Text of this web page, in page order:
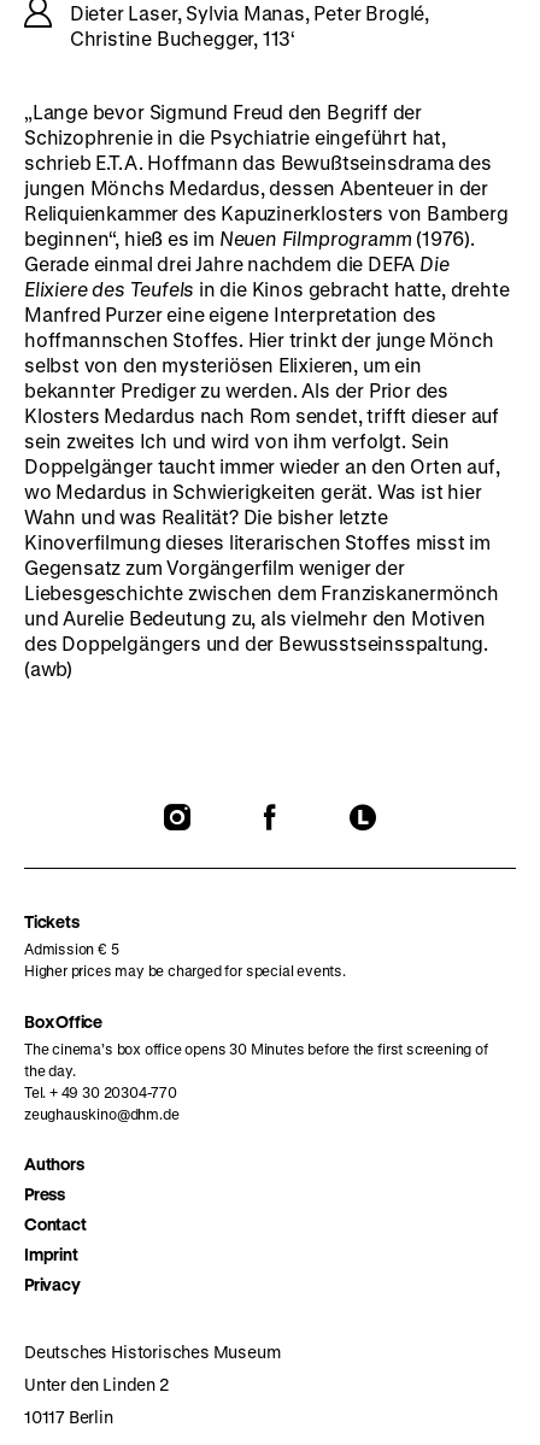
Dieter Laser, Sylvia Manas, Peter Broglé,
Christine Buchegger, 113‘
„Lange bevor Sigmund Freud den Begriff der
Schizophrenie in die Psychiatrie eingeführt hat,
schrieb E.T.A. Hoffmann das Bewußtseinsdrama des
jungen Mönchs Medardus, dessen Abenteuer in der
Reliquienkammer des Kapuzinerklosters von Bamberg
beginnen“, hieß es im Neuen Filmprogramm (1976).
Gerade einmal drei Jahre nachdem die DEFA Die
Elixiere des Teufels in die Kinos gebracht hatte, drehte
Manfred Purzer eine eigene Interpretation des
hoffmannschen Stoffes. Hier trinkt der junge Mönch
selbst von den mysteriösen Elixieren, um ein
bekannter Prediger zu werden. Als der Prior des
Klosters Medardus nach Rom sendet, trifft dieser auf
sein zweites Ich und wird von ihm verfolgt. Sein
Doppelgänger taucht immer wieder an den Orten auf,
wo Medardus in Schwierigkeiten gerät. Was ist hier
Wahn und was Realität? Die bisher letzte
Kinoverfilmung dieses literarischen Stoffes misst im
Gegensatz zum Vorgängerfilm weniger der
Liebesgeschichte zwischen dem Franziskanermönch
und Aurelie Bedeutung zu, als vielmehr den Motiven
des Doppelgängers und der Bewusstseinsspaltung.
(awb)
To
To
To
Tickets
Admission € 5
Higher prices may be charged for special events.
Box Office
The cinema’s box office opens 30 Minutes before the first screening of
the day.
Tel. + 49 30 20304-770
zeughauskino@dhm.de
Authors
Press
Contact
Imprint
Privacy
Deutsches Historisches Museum
Unter den Linden 2
10117 Berlin